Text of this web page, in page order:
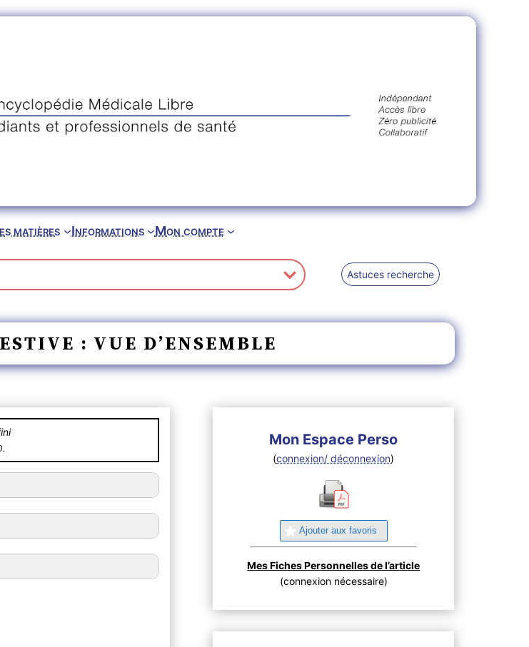
matières Informations Mon compte
Astuces recherche
: VUE D’ENSEMBLE
Mon Espace Perso
(connexion/ déconnexion)
Ajouter aux favoris
Mes Fiches Personnelles de l’article
(connexion nécessaire)